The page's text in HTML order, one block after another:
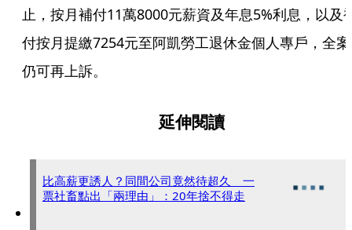
止，按月補付11萬8000元薪資及年息5%利息，以及
付按月提繳7254元至阿凱勞工退休金個人專戶，全案
仍可再上訴。
延伸閱讀
比高薪更誘人？同間公司竟然待超久 一
票社畜點出「兩理由」：20年捨不得走